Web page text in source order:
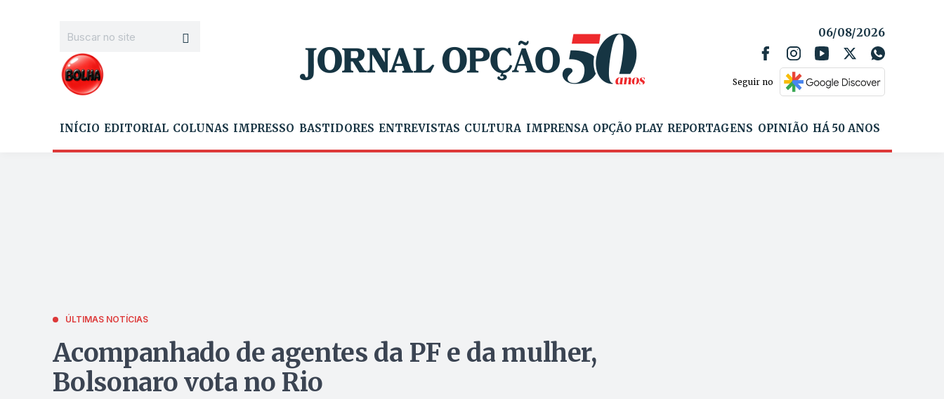
06/08/2026
Seguir no
INÍCIO EDITORIAL COLUNAS IMPRESSO BASTIDORES ENTREVISTAS CULTURA IMPRENSA OPÇÃO PLAY REPORTAGENS OPINIÃO HÁ 50 ANOS
ÚLTIMAS NOTÍCIAS
Acompanhado de agentes da PF e da mulher,
Bolsonaro vota no Rio